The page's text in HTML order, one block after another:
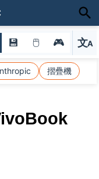
💾 🖱 🎮 文A
選
摺疊機